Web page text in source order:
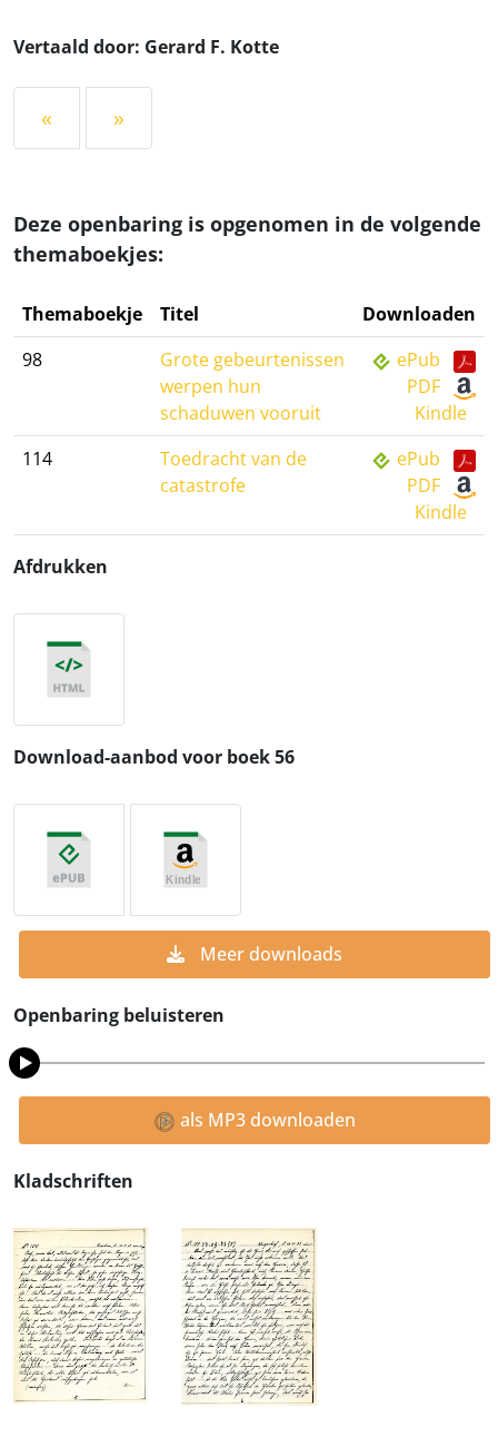
Vertaald door: Gerard F. Kotte
« »
Deze openbaring is opgenomen in de volgende
themaboekjes:
Themaboekje Titel
Downloaden
98
Grote gebeurtenissen
werpen hun
schaduwen vooruit
ePub
PDF
Kindle
114
Toedracht van de
catastrofe
ePub
PDF
Kindle
Afdrukken
Download-aanbod voor boek 56
Meer downloads
Openbaring beluisteren
als MP3 downloaden
Kladschriften